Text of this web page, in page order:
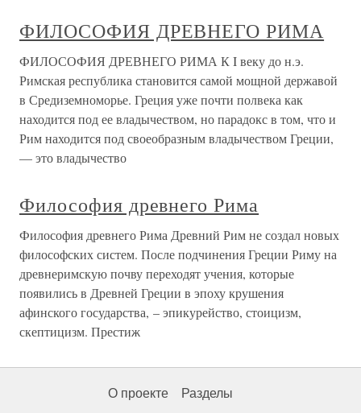
ФИЛОСОФИЯ ДРЕВНЕГО РИМА
ФИЛОСОФИЯ ДРЕВНЕГО РИМА К I веку до н.э.
Римская республика становится самой мощной державой
в Средиземноморье. Греция уже почти полвека как
находится под ее владычеством, но парадокс в том, что и
Рим находится под своеобразным владычеством Греции,
— это владычество
Философия древнего Рима
Философия древнего Рима Древний Рим не создал новых
философских систем. После подчинения Греции Риму на
древнеримскую почву переходят учения, которые
появились в Древней Греции в эпоху крушения
афинского государства, – эпикурейство, стоицизм,
скептицизм. Престиж
О проекте Разделы